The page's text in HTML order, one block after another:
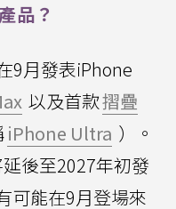
品？
9月發表iPhone
以及首款摺疊
iPhone Ultra ）。
後至2027年初發
可能在9月登場來